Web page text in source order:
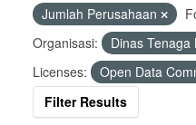
Jumlah Perusahaan
Organisasi:
Dinas Tenaga
Licenses:
Open Data
Filter Results